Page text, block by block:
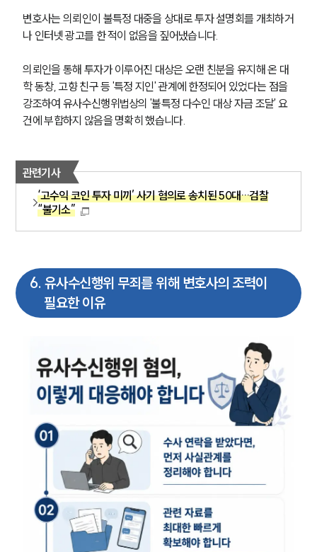
변호사는 의뢰인이 불특정 대중을 상대로 투자 설명회를 개최하거
나 인터넷 광고를 한 적이 없음을 짚어냈습니다.
의뢰인을 통해 투자가 이루어진 대상은 오랜 친분을 유지해 온 대
학 동창, 고향 친구 등 '특정 지인' 관계에 한정되어 있었다는 점을
강조하여 유사수신행위법상의 '불특정 다수인 대상 자금 조달' 요
건에 부합하지 않음을 명확히 했습니다.
관련기사
‘고수익 코인 투자 미끼’ 사기 혐의로 송치된 50대…검찰
“불기소”
6. 유사수신행위 무죄를 위해 변호사의 조력이
필요한 이유